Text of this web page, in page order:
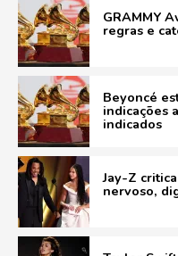
GRAMMY
regras e
Beyoncé
indicações
indicados
Jay-Z
nervoso,